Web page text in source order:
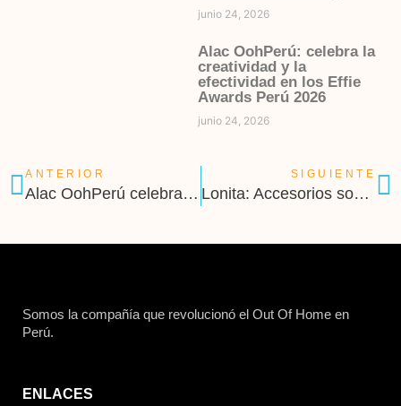
junio 24, 2026
Alac OohPerú: celebra la
creatividad y la
efectividad en los Effie
Awards Perú 2026
junio 24, 2026
ANTERIOR
Alac OohPerú celebra la Navidad con arte
SIGUIENTE
Lonita: Accesorios sostenibles con un corazón solidario
Somos la compañía que revolucionó el Out Of Home en
Perú.
ENLACES